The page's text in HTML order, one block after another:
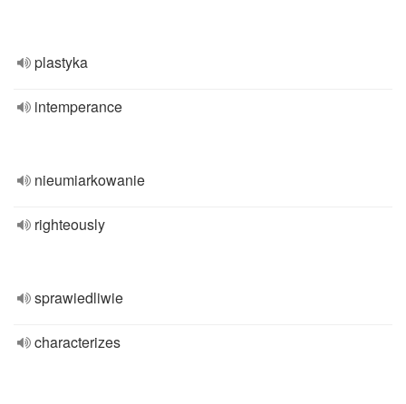
plastyka
intemperance
nieumiarkowanie
righteously
sprawiedliwie
characterizes